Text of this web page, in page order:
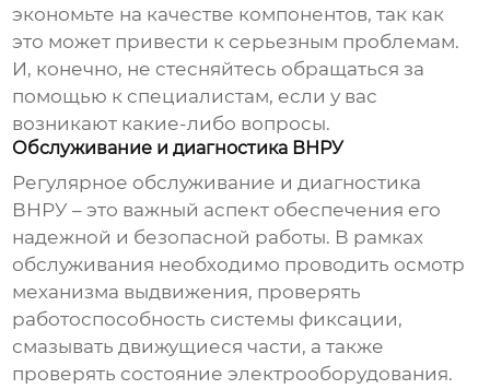
экономьте на качестве компонентов, так как
это может привести к серьезным проблемам.
И, конечно, не стесняйтесь обращаться за
помощью к специалистам, если у вас
возникают какие-либо вопросы.
Обслуживание и диагностика ВНРУ
Регулярное обслуживание и диагностика
ВНРУ – это важный аспект обеспечения его
надежной и безопасной работы. В рамках
обслуживания необходимо проводить осмотр
механизма выдвижения, проверять
работоспособность системы фиксации,
смазывать движущиеся части, а также
проверять состояние электрооборудования.